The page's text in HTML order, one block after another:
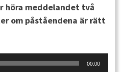
höra meddelandet två
om påståendena är rätt
00:00